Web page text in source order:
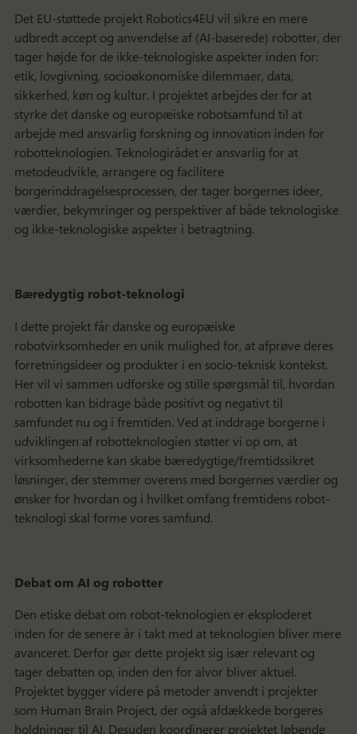
Det EU-støttede projekt Robotics4EU vil sikre en mere
udbredt accept og anvendelse af (AI-baserede) robotter, der
tager højde for de ikke-teknologiske aspekter inden for:
etik, lovgivning, socioøkonomiske dilemmaer, data,
sikkerhed, køn og kultur. I projektet arbejdes der for at
styrke det danske og europæiske robotsamfund til at
arbejde med ansvarlig forskning og innovation inden for
robotteknologien. Teknologirådet er ansvarlig for at
metodeudvikle, arrangere og facilitere
borgerinddragelsesprocessen, der tager borgernes ideer,
værdier, bekymringer og perspektiver af både teknologiske
og ikke-teknologiske aspekter i betragtning.
Bæredygtig robot-teknologi
I dette projekt får danske og europæiske
robotvirksomheder en unik mulighed for, at afprøve deres
forretningsideer og produkter i en socio-teknisk kontekst.
Her vil vi sammen udforske og stille spørgsmål til, hvordan
robotten kan bidrage både positivt og negativt til
samfundet nu og i fremtiden. Ved at inddrage borgerne i
udviklingen af robotteknologien støtter vi op om, at
virksomhederne kan skabe bæredygtige/fremtidssikret
løsninger, der stemmer overens med borgernes værdier og
ønsker for hvordan og i hvilket omfang fremtidens robot-
teknologi skal forme vores samfund.
Debat om AI og robotter
Den etiske debat om robot-teknologien er eksploderet
inden for de senere år i takt med at teknologien bliver mere
avanceret. Derfor gør dette projekt sig især relevant og
tager debatten op, inden den for alvor bliver aktuel.
Projektet bygger videre på metoder anvendt i projekter
som Human Brain Project, der også afdækkede borgeres
holdninger til AI. Desuden koordinerer projektet løbende